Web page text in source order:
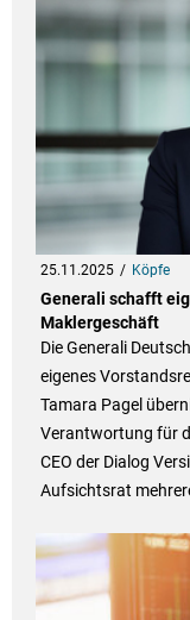
25.11.2025 Köpfe
Generali schafft
Maklergeschäft
Die Generali
eigenes
Tamara Pagel
Verantwortung für
CEO der Dialog
Aufsichtsrat